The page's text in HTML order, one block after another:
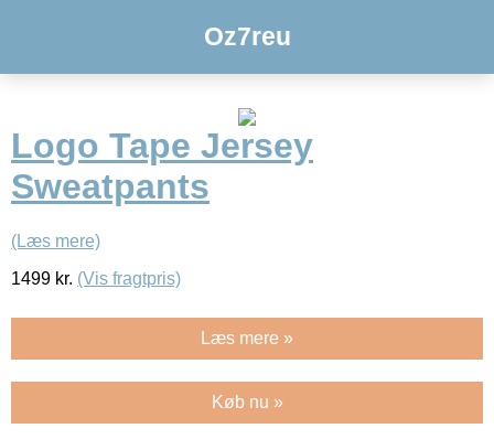
Oz7reu
Logo Tape Jersey
Sweatpants
(Læs mere)
1499 kr. (Vis fragtpris)
Læs mere »
Køb nu »